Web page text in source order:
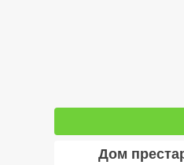
Дом